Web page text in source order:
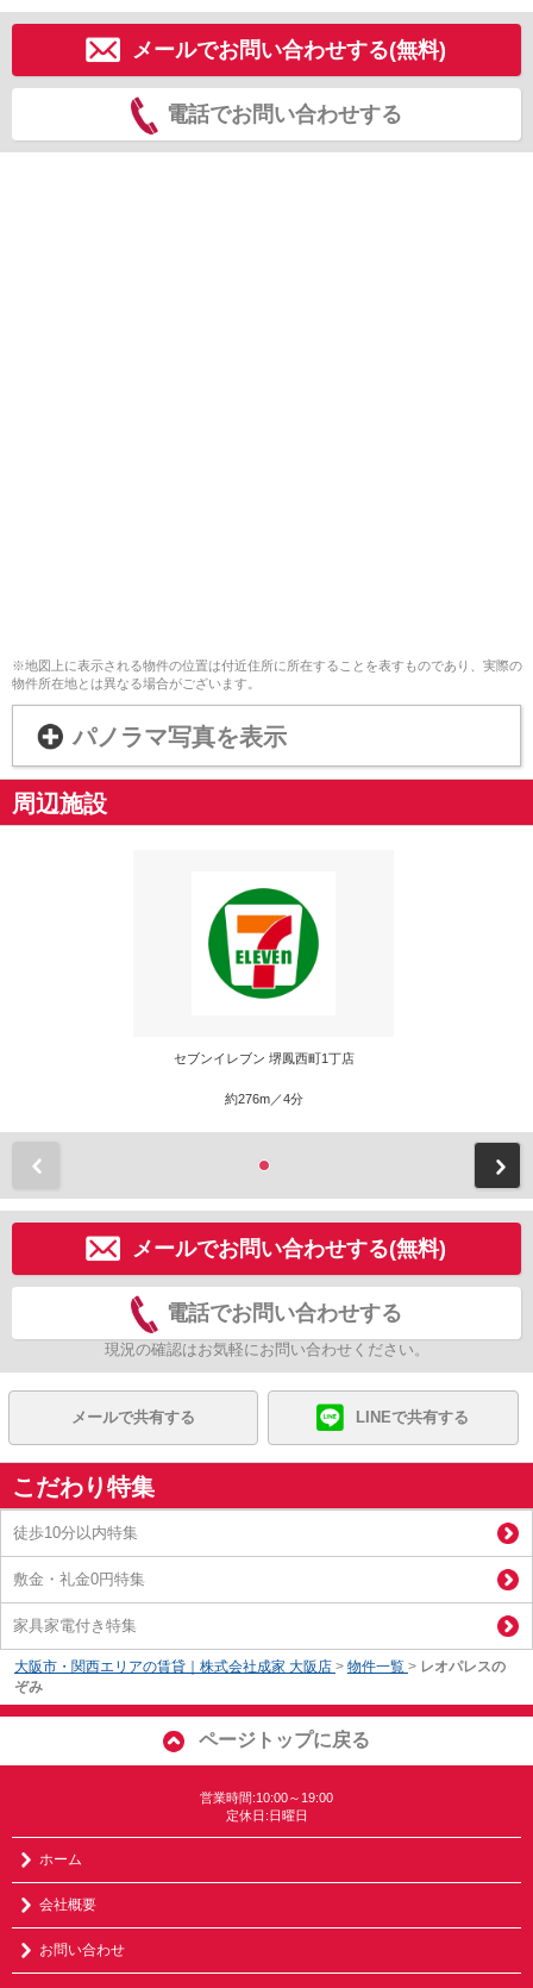
メールでお問い合わせする(無料)
電話でお問い合わせする
※地図上に表示される物件の位置は付近住所に所在することを表すものであり、実際の
物件所在地とは異なる場合がございます。
パノラマ写真を表示
周辺施設
セブンイレブン 堺鳳西町1丁店
約276m／4分
メールでお問い合わせする(無料)
電話でお問い合わせする
現況の確認はお気軽にお問い合わせください。
メールで共有する LINEで共有する
こだわり特集
徒歩10分以内特集
敷金・礼金0円特集
家具家電付き特集
大阪市・関西エリアの賃貸｜株式会社成家 大阪店 > 物件一覧 > レオパレスの
ぞみ
ページトップに戻る
営業時間:10:00～19:00
定休日:日曜日
ホーム
会社概要
お問い合わせ